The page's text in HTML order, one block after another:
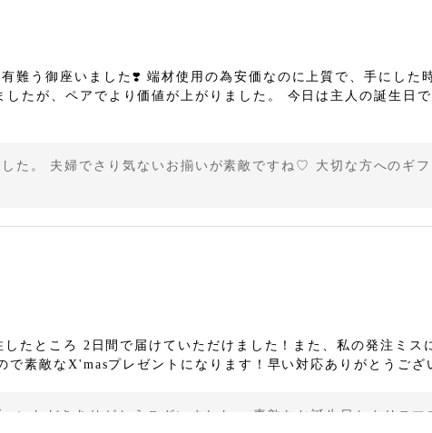
難う御座いました❣️ 端材使用の為安価なのに上質で、手にした
たが、ペアでより価値が上がりました。 今日は主人の誕生日
た。 夫婦でさり気ないお揃いが素敵ですね♡ 大切な方へのギフ
たところ 2日間で届けていただけました！また、私の発注ミス
で素敵なX'masプレゼントになります！早い対応ありがとうご
いただきありがとうございました。 素敵なお誕生日とクリスマ